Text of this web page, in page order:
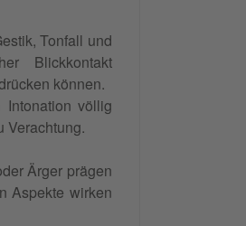
Tonfall und
Blickkontakt
können.
völlig
Verachtung.
Ärger prägen
Aspekte wirken